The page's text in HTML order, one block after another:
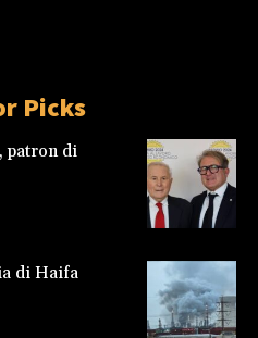
Picks
patron di
di Haifa